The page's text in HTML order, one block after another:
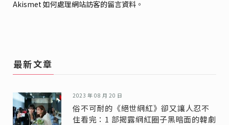
Akismet 如何處理網站訪客的留言資料 。
最新文章
2023 年 08 月 20 日
俗不可耐的《絕世網紅》卻又讓人忍不
住看完：1 部揭露網紅圈子黑暗面的韓劇